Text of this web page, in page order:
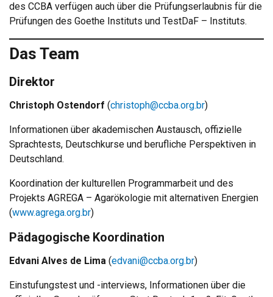
des CCBA verfügen auch über die Prüfungserlaubnis für die
Prüfungen des Goethe Instituts und TestDaF – Instituts.
Das Team
Direktor
Christoph Ostendorf (christoph@ccba.org.br)
Informationen über akademischen Austausch, offizielle
Sprachtests, Deutschkurse und berufliche Perspektiven in
Deutschland.
Koordination der kulturellen Programmarbeit und des
Projekts AGREGA – Agarökologie mit alternativen Energien
(www.agrega.org.br)
Pädagogische Koordination
Edvani Alves de Lima (edvani@ccba.org.br)
Einstufungstest und -interviews, Informationen über die